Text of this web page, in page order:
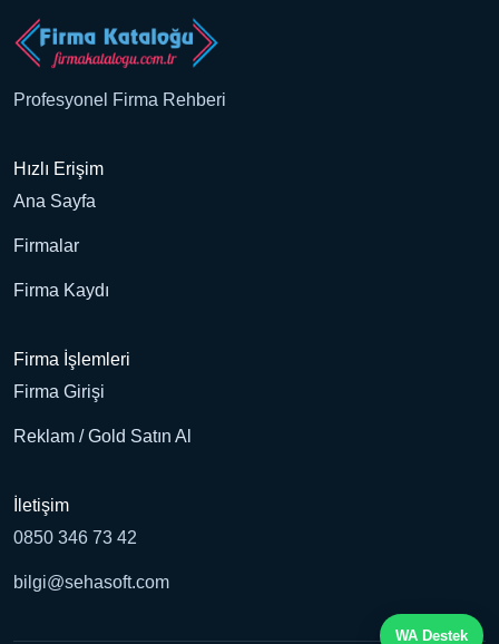
WA Destek
Profesyonel Firma Rehberi
Hızlı Erişim
Ana Sayfa
Firmalar
Firma Kaydı
Firma İşlemleri
Firma Girişi
Reklam / Gold Satın Al
İletişim
0850 346 73 42
bilgi@sehasoft.com